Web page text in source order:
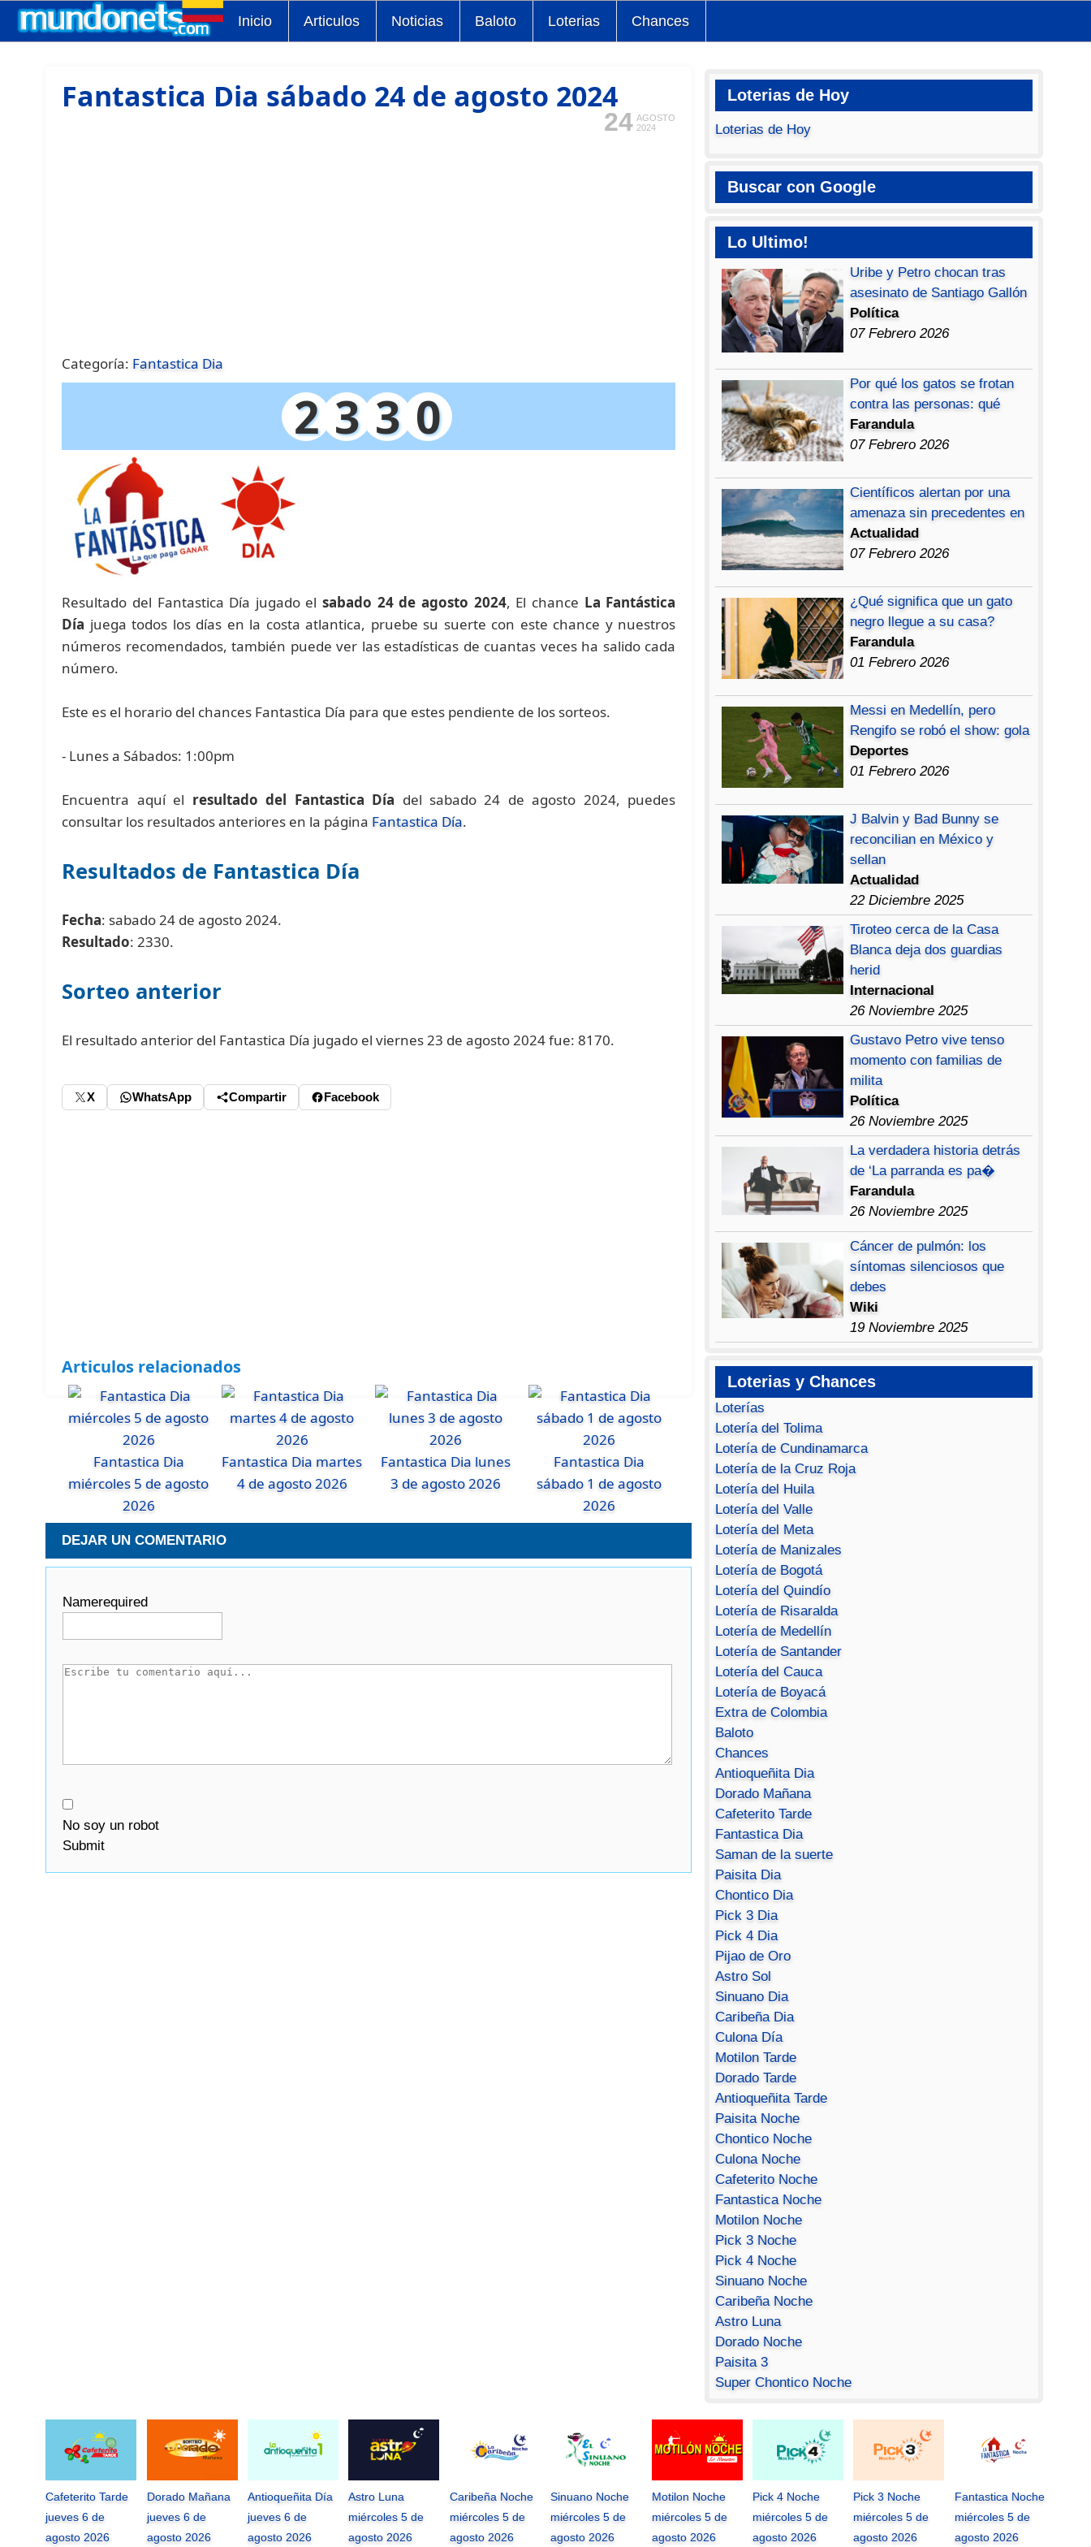
Inicio Articulos Noticias Baloto Loterias Chances
Fantastica Dia sábado 24 de agosto 2024
24 AGOSTO
2024
Categoría: Fantastica Dia
2 3 3 0
Resultado del Fantastica Día jugado elsabado 24 de agosto 2024, El chance La Fantástica
Día juega todos los días en la costa atlantica, pruebe su suerte con este chance y nuestros
números recomendados, también puede ver las estadísticas de cuantas veces ha salido cada
número.
Este es el horario del chances Fantastica Día para que estes pendiente de los sorteos.
- Lunes a Sábados: 1:00pm
Encuentra aquí el resultado del Fantastica Día del sabado 24 de agosto 2024, puedes
consultar los resultados anteriores en la página Fantastica Día.
Resultados de Fantastica Día
Fecha: sabado 24 de agosto 2024.
Resultado: 2330.
Sorteo anterior
El resultado anterior del Fantastica Día jugado el viernes 23 de agosto 2024 fue: 8170.
X WhatsApp Compartir Facebook
Articulos relacionados
Fantastica Dia
miércoles 5 de agosto
2026
Fantastica Dia martes
4 de agosto 2026
Fantastica Dia lunes
3 de agosto 2026
Fantastica Dia
sábado 1 de agosto
2026
DEJAR UN COMENTARIO
Namerequired
No soy un robot
Submit
Loterias de Hoy
Loterias de Hoy
Buscar con Google
Lo Ultimo!
Uribe y Petro chocan tras
asesinato de Santiago Gallón
Política
07 Febrero 2026
Por qué los gatos se frotan
contra las personas: qué
Farandula
07 Febrero 2026
Científicos alertan por una
amenaza sin precedentes en
Actualidad
07 Febrero 2026
¿Qué significa que un gato
negro llegue a su casa?
Farandula
01 Febrero 2026
Messi en Medellín, pero
Rengifo se robó el show: gola
Deportes
01 Febrero 2026
J Balvin y Bad Bunny se
reconcilian en México y
sellan
Actualidad
22 Diciembre 2025
Tiroteo cerca de la Casa
Blanca deja dos guardias
herid
Internacional
26 Noviembre 2025
Gustavo Petro vive tenso
momento con familias de
milita
Política
26 Noviembre 2025
La verdadera historia detrás
de ‘La parranda es pa�
Farandula
26 Noviembre 2025
Cáncer de pulmón: los
síntomas silenciosos que
debes
Wiki
19 Noviembre 2025
Loterias y Chances
Loterías
Lotería del Tolima
Lotería de Cundinamarca
Lotería de la Cruz Roja
Lotería del Huila
Lotería del Valle
Lotería del Meta
Lotería de Manizales
Lotería de Bogotá
Lotería del Quindío
Lotería de Risaralda
Lotería de Medellín
Lotería de Santander
Lotería del Cauca
Lotería de Boyacá
Extra de Colombia
Baloto
Chances
Antioqueñita Dia
Dorado Mañana
Cafeterito Tarde
Fantastica Dia
Saman de la suerte
Paisita Dia
Chontico Dia
Pick 3 Dia
Pick 4 Dia
Pijao de Oro
Astro Sol
Sinuano Dia
Caribeña Dia
Culona Día
Motilon Tarde
Dorado Tarde
Antioqueñita Tarde
Paisita Noche
Chontico Noche
Culona Noche
Cafeterito Noche
Fantastica Noche
Motilon Noche
Pick 3 Noche
Pick 4 Noche
Sinuano Noche
Caribeña Noche
Astro Luna
Dorado Noche
Paisita 3
Super Chontico Noche
Cafeterito Tarde
jueves 6 de
agosto 2026
Dorado Mañana
jueves 6 de
agosto 2026
Antioqueñita Día
jueves 6 de
agosto 2026
Astro Luna
miércoles 5 de
agosto 2026
Caribeña Noche
miércoles 5 de
agosto 2026
Sinuano Noche
miércoles 5 de
agosto 2026
Motilon Noche
miércoles 5 de
agosto 2026
Pick 4 Noche
miércoles 5 de
agosto 2026
Pick 3 Noche
miércoles 5 de
agosto 2026
Fantastica Noche
miércoles 5 de
agosto 2026